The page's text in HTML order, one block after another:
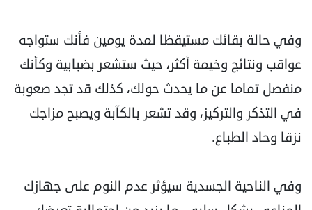
وفي حالة بقائك مستيقظا لمدة يومين فأنك ستواجه
عواقب ونتائج وخيمة أكثر، حيث ستشعر بضبابية وكأنك
منفصل تماما عن ما يحدث حولك، كذلك قد تجد صعوبة
في التذكر والتركيز، وقد تشعر بالكآبة ويصبح مزاجك
نزقا وحاد الطباع.
وفي الناحية الجسدية سيؤثر عدم النوم على جهازك